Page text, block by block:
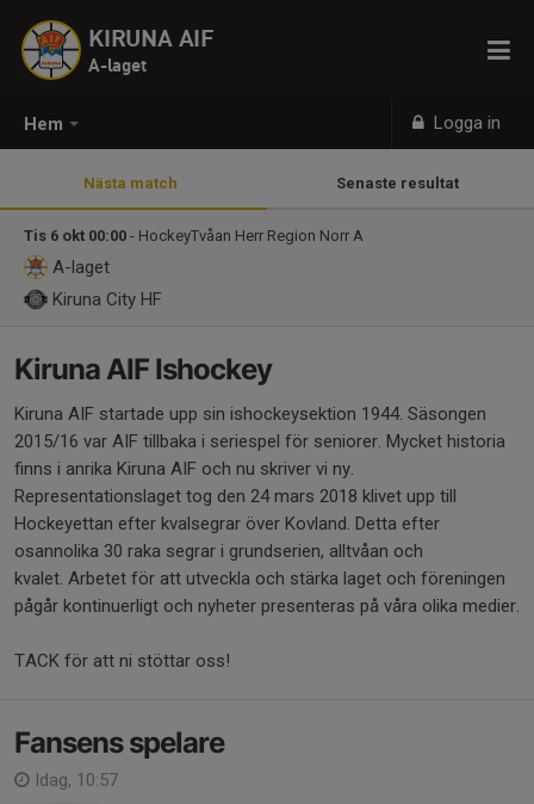
Hem Logga in
KIRUNA AIF
A-laget
Nästa match Senaste resultat
Tis 6 okt 00:00 - HockeyTvåan Herr Region Norr A
A-laget
Kiruna City HF
Kiruna AIF Ishockey
Kiruna AIF startade upp sin ishockeysektion 1944. Säsongen
2015/16 var AIF tillbaka i seriespel för seniorer. Mycket historia
finns i anrika Kiruna AIF och nu skriver vi ny.
Representationslaget tog den 24 mars 2018 klivet upp till
Hockeyettan efter kvalsegrar över Kovland. Detta efter
osannolika 30 raka segrar i grundserien, alltvåan och
kvalet. Arbetet för att utveckla och stärka laget och föreningen
pågår kontinuerligt och nyheter presenteras på våra olika medier.
TACK för att ni stöttar oss!
Fansens spelare
Idag, 10:57